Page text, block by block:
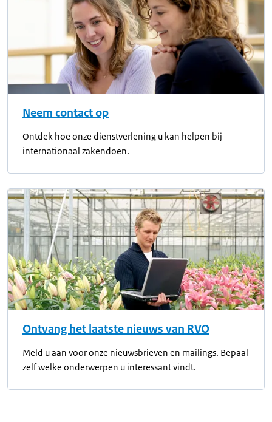
Neem contact op
Ontdek hoe onze dienstverlening u kan helpen bij
internationaal zakendoen.
Ontvang het laatste nieuws van RVO
Meld u aan voor onze nieuwsbrieven en mailings. Bepaal
zelf welke onderwerpen u interessant vindt.